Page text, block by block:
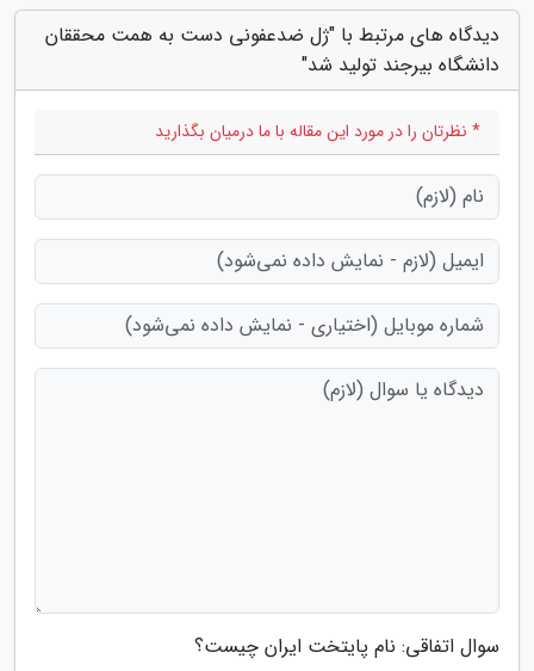
دیدگاه های مرتبط با "ژل ضدعفونی دست به همت محققان
دانشگاه بیرجند تولید شد"
* نظرتان را در مورد این مقاله با ما درمیان بگذارید
سوال اتفاقی: نام پایتخت ایران چیست؟